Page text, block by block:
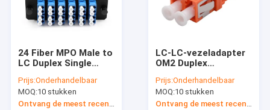
24 Fiber MPO Male to
LC Duplex Single
Density Module 12
poorten volledig
geladen
Prijs:Onderhandelbaar
MOQ:10 stukken
LC-LC-vezeladapter
OM2 Duplex
vezeladapter Oranje
behuizing zonder
flens
Prijs:Onderhandelbaar
MOQ:10 stukken